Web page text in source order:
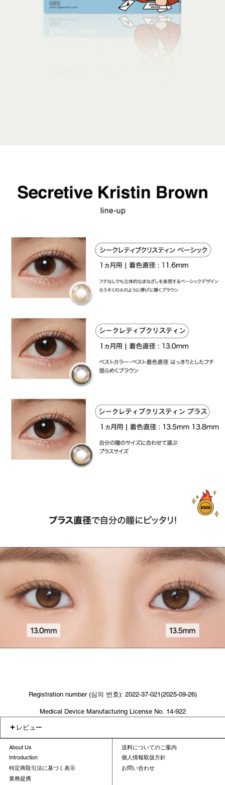
Registration number (심의 번호): 2022-37-021(2025-09-26)
Medical Device Manufacturing License No. 14-922
レビュー
About Us
Introduction
特定商取引法に基づく表示
業務提携
送料についてのご案内
個人情報取扱方針
お問い合わせ